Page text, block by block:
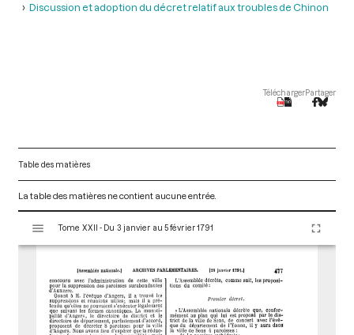
Discussion et adoption du décret relatif aux troubles de Chinon
TéléchargerPartager
Table des matières
La table des matières ne contient aucune entrée.
s
Tome XXII - Du 3 janvier au 5 février 1791